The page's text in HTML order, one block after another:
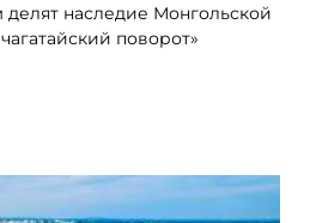
делят наследие Монгольской
поворот»